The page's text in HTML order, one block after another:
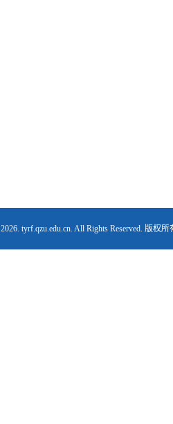
2026. tyrf.qzu.edu.cn. All Rights Reserved. 版